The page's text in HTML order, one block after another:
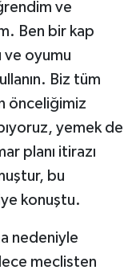
ve
Ben bir kap
ve oyumu
Biz tüm
önceliğimiz
yemek de
planı itirazı
bu
konuştu.
nedeniyle
meclisten